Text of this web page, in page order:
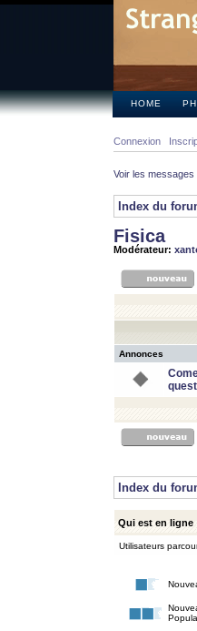
HOME
Connexion
Voir les
Index du
Fisica
Modérateur:
Annonces
Index du
Qui est en ligne
Utilisateurs